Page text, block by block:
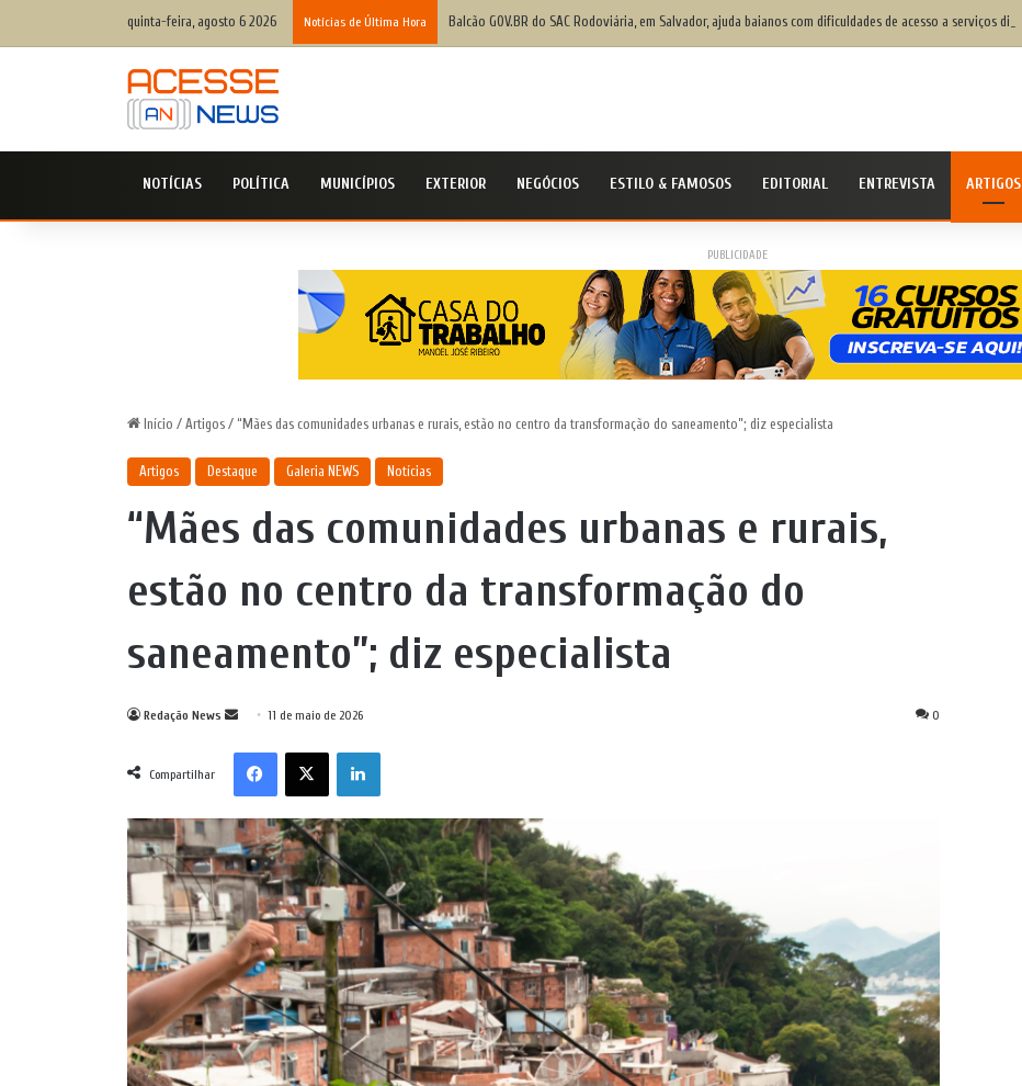
quinta-feira, agosto 6 2026 Notícias de Última Hora Balcão GOV.BR do SAC Rodoviária, em Salvador, ajuda baianos com dificuldades de acesso a serviços
NOTÍCIAS POLÍTICA MUNICÍPIOS EXTERIOR NEGÓCIOS ESTILO & FAMOSOS EDITORIAL ENTREVISTA ARTIGOS
PUBLICIDADE
Início / Artigos / “Mães das comunidades urbanas e rurais, estão no centro da transformação do saneamento”; diz especialista
Artigos Destaque Galeria NEWS Notícias
“Mães das comunidades urbanas e rurais,
estão no centro da transformação do
saneamento”; diz especialista
Redação News
Mande
mail
11 de maio de 2026 0
Compartilhar
FacebookX Linkedin